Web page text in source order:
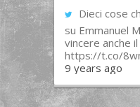
Dieci cose
su Emmanuel
vincere anche
https://t.co/
9 years ago